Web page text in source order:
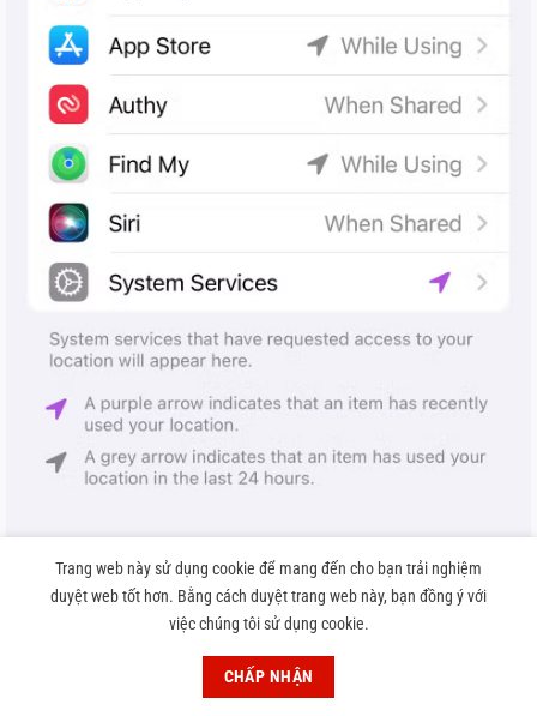
Trang web này sử dụng cookie để mang đến cho bạn trải nghiệm
duyệt web tốt hơn. Bằng cách duyệt trang web này, bạn đồng ý với
việc chúng tôi sử dụng cookie.
CHẤP NHẬN